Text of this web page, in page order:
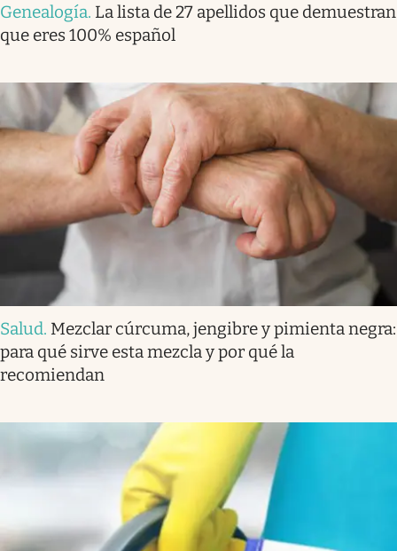
Genealogía. La lista de 27 apellidos que demuestran
que eres 100% español
Salud. Mezclar cúrcuma, jengibre y pimienta negra:
para qué sirve esta mezcla y por qué la
recomiendan